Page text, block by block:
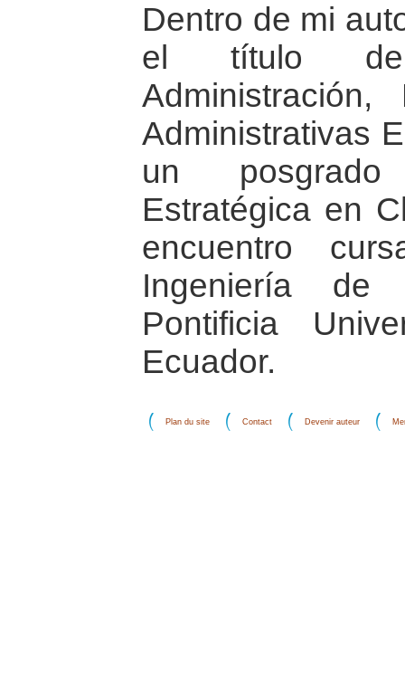
Dentro de mi
el título de
Administrativas
un
Estratégica en
encuentro
Ingeniería de
Pontificia
Ecuador.
Plan du site Contact Devenir auteur